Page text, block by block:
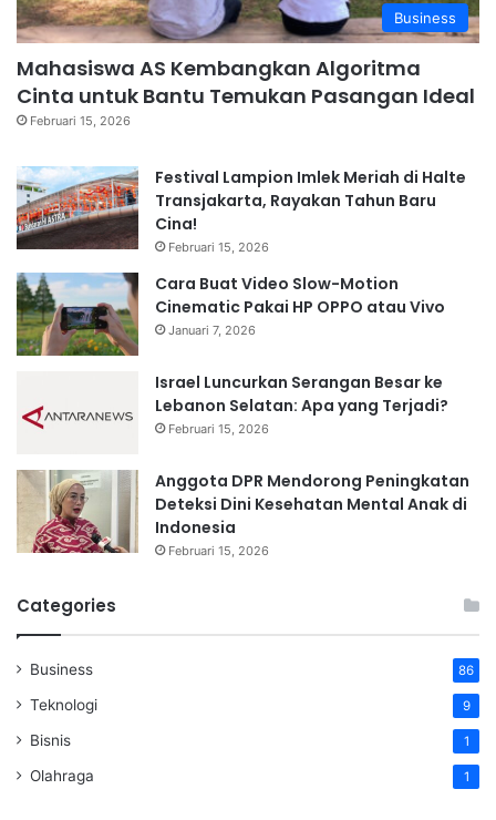
Business
Mahasiswa AS Kembangkan Algoritma
Cinta untuk Bantu Temukan Pasangan Ideal
Februari 15, 2026
Festival Lampion Imlek Meriah di Halte
Transjakarta, Rayakan Tahun Baru
Cina!
Februari 15, 2026
Cara Buat Video Slow-Motion
Cinematic Pakai HP OPPO atau Vivo
Januari 7, 2026
Israel Luncurkan Serangan Besar ke
Lebanon Selatan: Apa yang Terjadi?
Februari 15, 2026
Anggota DPR Mendorong Peningkatan
Deteksi Dini Kesehatan Mental Anak di
Indonesia
Februari 15, 2026
Categories
Business 86
Teknologi 9
Bisnis 1
Olahraga 1